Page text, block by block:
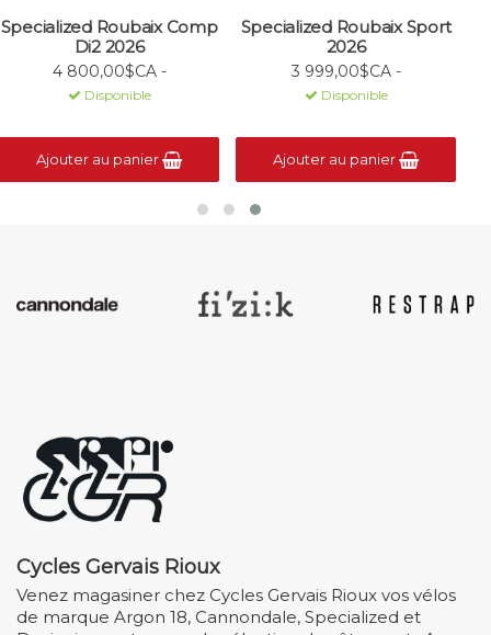
Specialized Roubaix Comp
Di2 2026
4 800,00$CA -
Disponible
Ajouter au panier
Specialized Roubaix Sport
2026
3 999,00$CA -
Disponible
Ajouter au panier
Cycles Gervais Rioux
Venez magasiner chez Cycles Gervais Rioux vos vélos
de marque Argon 18, Cannondale, Specialized et